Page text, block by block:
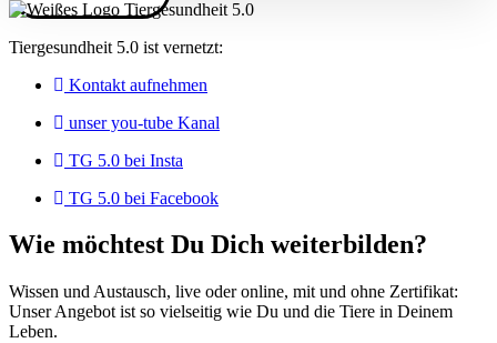
Tiergesundheit 5.0 ist vernetzt:
Kontakt aufnehmen
unser you-tube Kanal
TG 5.0 bei Insta
TG 5.0 bei Facebook
Wie möchtest Du Dich weiterbilden?
Wissen und Austausch, live oder online, mit und ohne Zertifikat:
Unser Angebot ist so vielseitig wie Du und die Tiere in Deinem
Leben.